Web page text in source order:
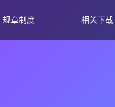
规章制度 相关下载